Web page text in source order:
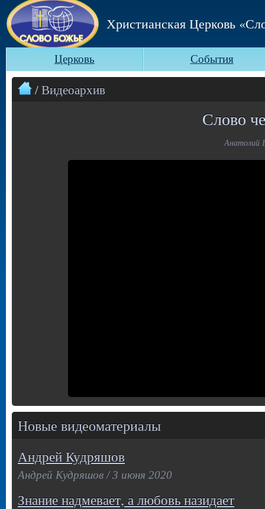
Христианская Церковь
Церковь События
/ Видеоархив
Слово
Анатолий
Новые видеоматериалы
Андрей Кудряшов
Андрей Кудряшов / 3 июня 2020
Знание надмевает, а любовь назидает